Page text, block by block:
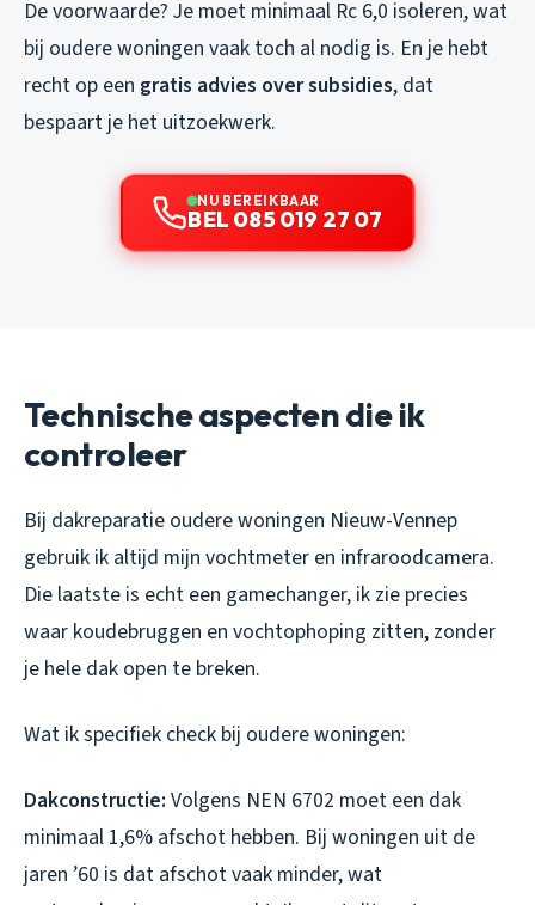
De voorwaarde? Je moet minimaal Rc 6,0 isoleren, wat
bij oudere woningen vaak toch al nodig is. En je hebt
recht op een gratis advies over subsidies, dat
bespaart je het uitzoekwerk.
NU BEREIKBAAR
BEL 085 019 27 07
Technische aspecten die ik
controleer
Bij dakreparatie oudere woningen Nieuw-Vennep
gebruik ik altijd mijn vochtmeter en infraroodcamera.
Die laatste is echt een gamechanger, ik zie precies
waar koudebruggen en vochtophoping zitten, zonder
je hele dak open te breken.
Wat ik specifiek check bij oudere woningen:
Dakconstructie: Volgens NEN 6702 moet een dak
minimaal 1,6% afschot hebben. Bij woningen uit de
jaren ’60 is dat afschot vaak minder, wat